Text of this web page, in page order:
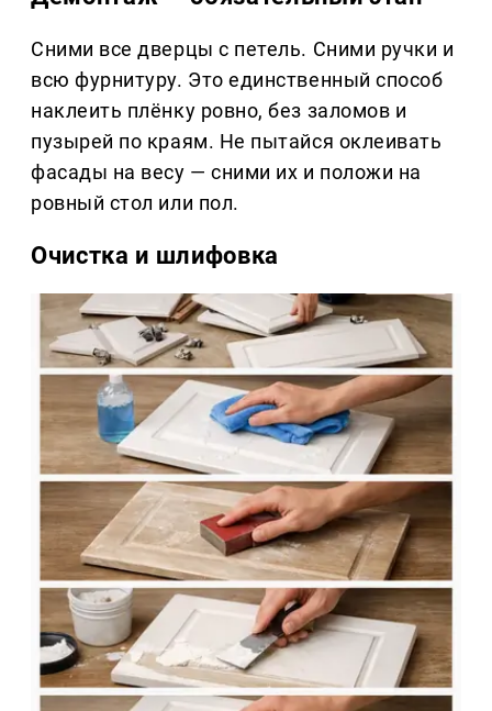
Сними все дверцы с петель. Сними ручки и
всю фурнитуру. Это единственный способ
наклеить плёнку ровно, без заломов и
пузырей по краям. Не пытайся оклеивать
фасады на весу — сними их и положи на
ровный стол или пол.
Очистка и шлифовка